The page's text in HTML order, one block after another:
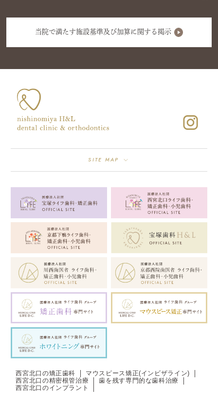
当院で満たす施設基準及び加算に関する掲示
SITE MAP
西宮北口の矯正歯科
マウスピース矯正(インビザライン)
西宮北口の精密根管治療
歯を残す専門的な歯科治療
西宮北口のインプラント